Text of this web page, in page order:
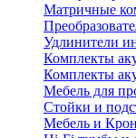
Матричные
Удлинители
Комплекты
Комплекты
Мебель для
Стойки и
Мебель и